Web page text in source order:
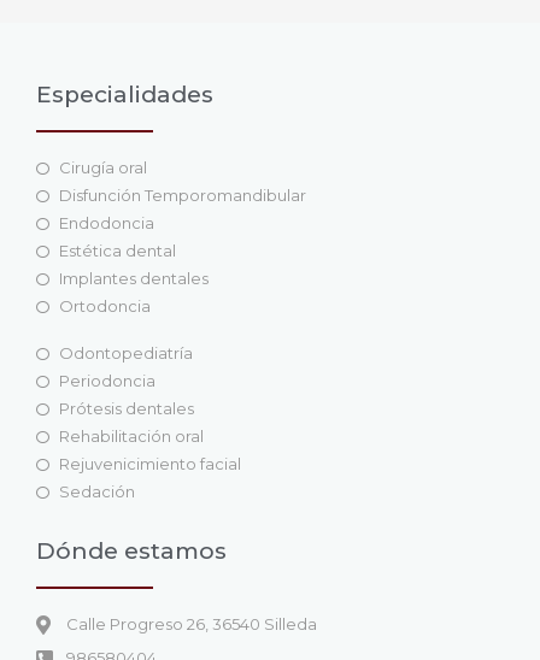
Especialidades
Cirugía oral
Disfunción Temporomandibular
Endodoncia
Estética dental
Implantes dentales
Ortodoncia
Odontopediatría
Periodoncia
Prótesis dentales
Rehabilitación oral
Rejuvenicimiento facial
Sedación
Dónde estamos
Calle Progreso 26, 36540 Silleda